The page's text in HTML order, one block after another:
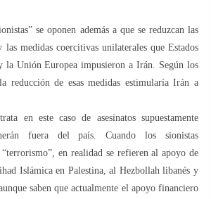
se oponen además a que se reduzcan las
medidas coercitivas unilaterales que Estados
la Unión Europea impusieron a Irán. Según los
reducción de esas medidas estimularía Irán a
en este caso de asesinatos supuestamente
fuera del país. Cuando los sionistas
en realidad se refieren al apoyo de
Islámica en Palestina, al Hezbollah libanés y
saben que actualmente el apoyo financiero